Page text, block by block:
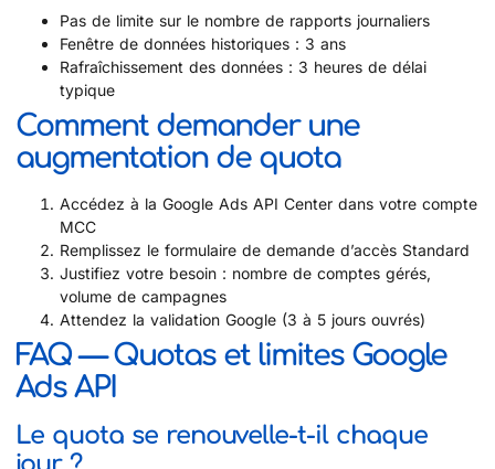
Pas de limite sur le nombre de rapports journaliers
Fenêtre de données historiques : 3 ans
Rafraîchissement des données : 3 heures de délai
typique
Comment demander une
augmentation de quota
Accédez à la Google Ads API Center dans votre compte
MCC
Remplissez le formulaire de demande d’accès Standard
Justifiez votre besoin : nombre de comptes gérés,
volume de campagnes
Attendez la validation Google (3 à 5 jours ouvrés)
FAQ — Quotas et limites Google
Ads API
Le quota se renouvelle-t-il chaque